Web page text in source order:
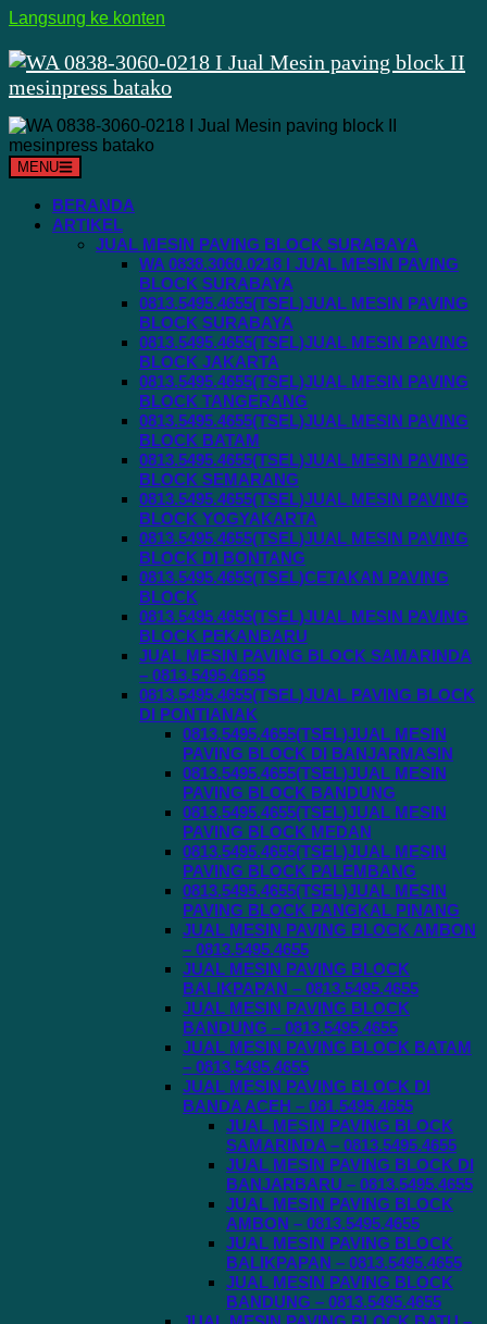
Langsung ke konten
MENU
BERANDA
ARTIKEL
JUAL MESIN PAVING BLOCK SURABAYA
WA 0838.3060.0218 I JUAL MESIN PAVING
BLOCK SURABAYA
0813.5495.4655(TSEL)JUAL MESIN PAVING
BLOCK SURABAYA
0813.5495.4655(TSEL)JUAL MESIN PAVING
BLOCK JAKARTA
0813.5495.4655(TSEL)JUAL MESIN PAVING
BLOCK TANGERANG
0813.5495.4655(TSEL)JUAL MESIN PAVING
BLOCK BATAM
0813.5495.4655(TSEL)JUAL MESIN PAVING
BLOCK SEMARANG
0813.5495.4655(TSEL)JUAL MESIN PAVING
BLOCK YOGYAKARTA
0813.5495.4655(TSEL)JUAL MESIN PAVING
BLOCK DI BONTANG
0813.5495.4655(TSEL)CETAKAN PAVING
BLOCK
0813.5495.4655(TSEL)JUAL MESIN PAVING
BLOCK PEKANBARU
JUAL MESIN PAVING BLOCK SAMARINDA
– 0813.5495.4655
0813.5495.4655(TSEL)JUAL PAVING BLOCK
DI PONTIANAK
0813.5495.4655(TSEL)JUAL MESIN
PAVING BLOCK DI BANJARMASIN
0813.5495.4655(TSEL)JUAL MESIN
PAVING BLOCK BANDUNG
0813.5495.4655(TSEL)JUAL MESIN
PAVING BLOCK MEDAN
0813.5495.4655(TSEL)JUAL MESIN
PAVING BLOCK PALEMBANG
0813.5495.4655(TSEL)JUAL MESIN
PAVING BLOCK PANGKAL PINANG
JUAL MESIN PAVING BLOCK AMBON
– 0813.5495.4655
JUAL MESIN PAVING BLOCK
BALIKPAPAN – 0813.5495.4655
JUAL MESIN PAVING BLOCK
BANDUNG – 0813.5495.4655
JUAL MESIN PAVING BLOCK BATAM
– 0813.5495.4655
JUAL MESIN PAVING BLOCK DI
BANDA ACEH – 081.5495.4655
JUAL MESIN PAVING BLOCK
SAMARINDA – 0813.5495.4655
JUAL MESIN PAVING BLOCK DI
BANJARBARU – 0813.5495.4655
JUAL MESIN PAVING BLOCK
AMBON – 0813.5495.4655
JUAL MESIN PAVING BLOCK
BALIKPAPAN – 0813.5495.4655
JUAL MESIN PAVING BLOCK
BANDUNG – 0813.5495.4655